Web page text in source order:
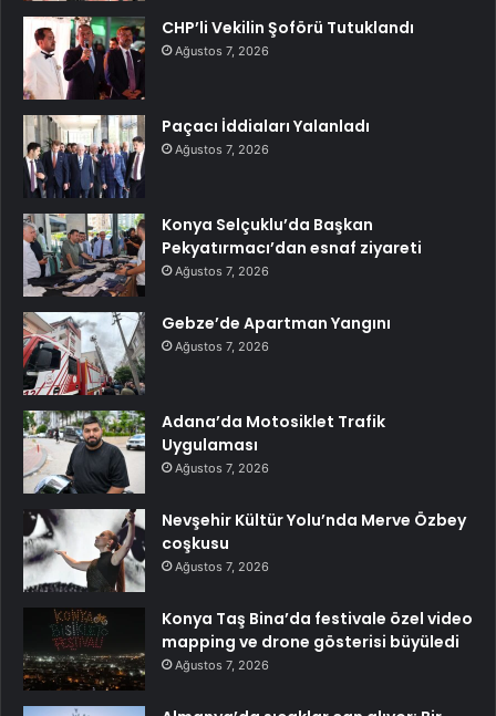
CHP’li Vekilin Şoförü Tutuklandı
Ağustos 7, 2026
Paçacı İddiaları Yalanladı
Ağustos 7, 2026
Konya Selçuklu’da Başkan
Pekyatırmacı’dan esnaf ziyareti
Ağustos 7, 2026
Gebze’de Apartman Yangını
Ağustos 7, 2026
Adana’da Motosiklet Trafik
Uygulaması
Ağustos 7, 2026
Nevşehir Kültür Yolu’nda Merve Özbey
coşkusu
Ağustos 7, 2026
Konya Taş Bina’da festivale özel video
mapping ve drone gösterisi büyüledi
Ağustos 7, 2026